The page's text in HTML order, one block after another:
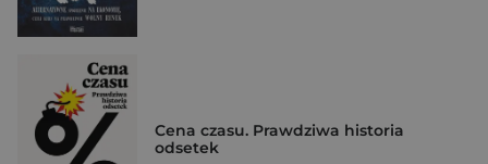
Cena czasu. Prawdziwa historia
odsetek